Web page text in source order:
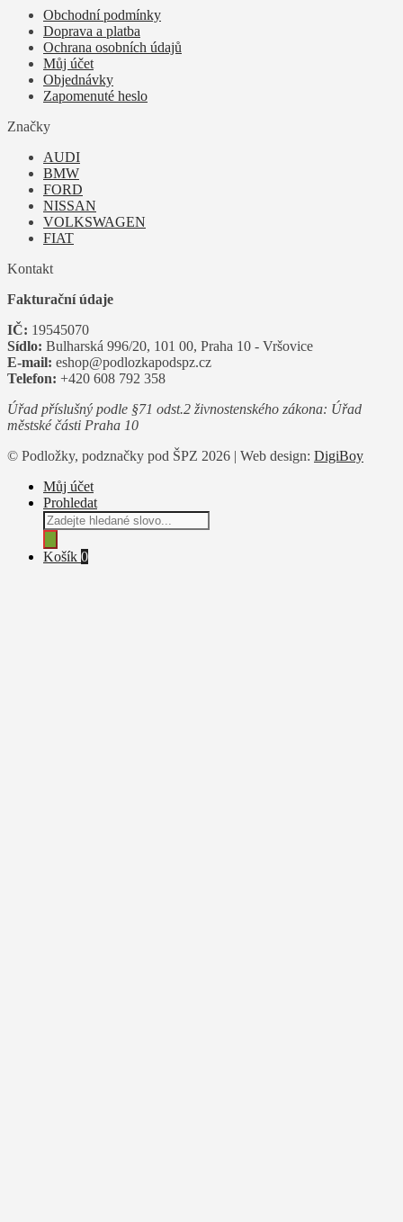
Obchodní podmínky
Doprava a platba
Ochrana osobních údajů
Můj účet
Objednávky
Zapomenuté heslo
Značky
AUDI
BMW
FORD
NISSAN
VOLKSWAGEN
FIAT
Kontakt
Fakturační údaje
IČ: 19545070
Sídlo: Bulharská 996/20, 101 00, Praha 10 - Vršovice
E-mail: eshop@podlozkapodspz.cz
Telefon: +420 608 792 358
Úřad příslušný podle §71 odst.2 živnostenského zákona: Úřad
městské části Praha 10
© Podložky, podznačky pod ŠPZ 2026 | Web design: DigiBoy
Můj účet
Prohledat
Products
search
Košík 0